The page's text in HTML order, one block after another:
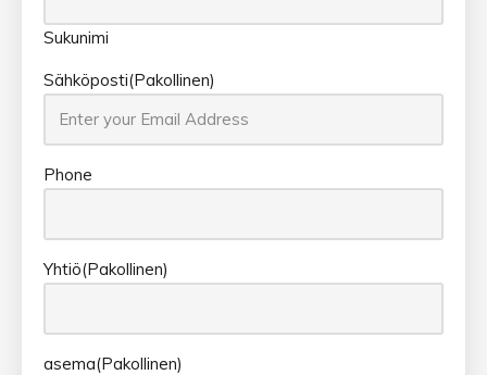
Sukunimi
Sähköposti(Pakollinen)
Phone
Yhtiö(Pakollinen)
asema(Pakollinen)